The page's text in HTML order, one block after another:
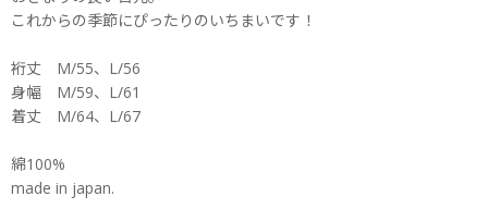
これからの季節にぴったりのいちまいです！
裄丈 M/55、L/56
身幅 M/59、L/61
着丈 M/64、L/67
綿100%
made in japan.